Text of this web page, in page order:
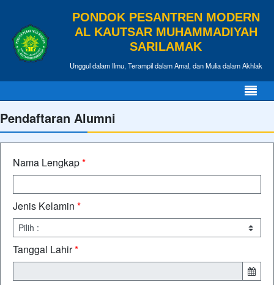
PONDOK PESANTREN MODERN
AL KAUTSAR MUHAMMADIYAH
SARILAMAK
Unggul dalam Ilmu, Terampil dalam Amal, dan Mulia dalam Akhlak
Pendaftaran Alumni
Nama Lengkap*
Jenis Kelamin *
Tanggal Lahir*